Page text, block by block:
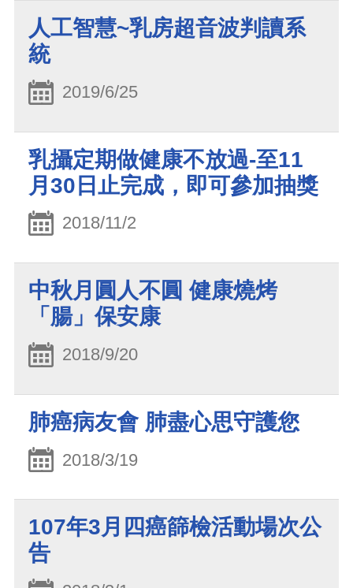
人工智慧~乳房超音波判讀系
統
2019/6/25
乳攝定期做健康不放過-至11
月30日止完成，即可參加抽獎
2018/11/2
中秋月圓人不圓 健康燒烤
「腸」保安康
2018/9/20
肺癌病友會 肺盡心思守護您
2018/3/19
107年3月四癌篩檢活動場次公
告